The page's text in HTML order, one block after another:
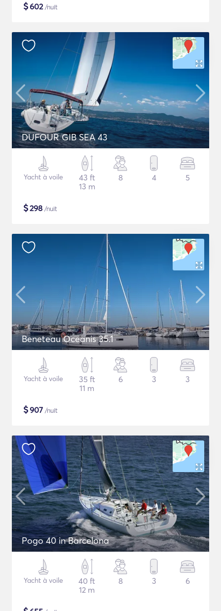
$602/nuit
DUFOUR GIB SEA 43
Yacht à voile
43 ft
13 m
8 4 5
$298 /nuit
Beneteau Oceanis 35.1
Yacht à voile
35 ft
11 m
6 3 3
$907 /nuit
Pogo 40 in Barcelona
Yacht à voile
40 ft
12 m
8 3 6